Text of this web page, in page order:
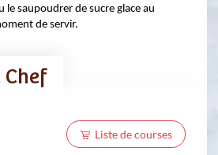
le saupoudrer de sucre glace au
de servir.
Chef
Liste de courses